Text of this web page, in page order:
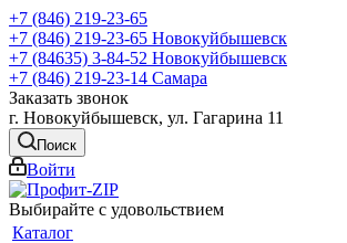
+7 (846) 219-23-65
+7 (846) 219-23-65 Новокуйбышевск
+7 (84635) 3-84-52 Новокуйбышевск
+7 (846) 219-23-14 Самара
Заказать звонок
г. Новокуйбышевск, ул. Гагарина 11
Поиск
Войти
Выбирайте с удовольствием
Каталог